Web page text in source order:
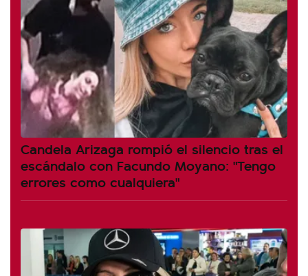
Candela Arizaga rompió el silencio tras el
escándalo con Facundo Moyano: "Tengo
errores como cualquiera"